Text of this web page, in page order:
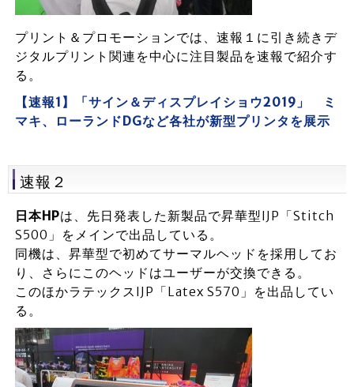
プリント＆プロモーションでは、速報１に引き続きデ
ジタルプリント関連を中心に注目製品を速報で紹介す
る。
【速報1】「サイン＆ディスプレイショウ2019」 ミ
マキ、ローランドDGなど各社が新型プリンタを展示
速報２
日本HPは、先日発表した新製品で昇華型IJP「Stitch
S500」をメインで出品している。
同機は、昇華型で初めてサーマルヘッドを採用してお
り、さらにこのヘッドはユーザーが交換できる。
このほかラテックスIJP「Latex S570」を出品してい
る。